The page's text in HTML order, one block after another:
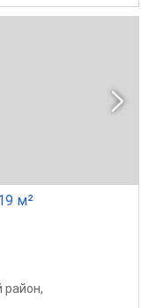
м²
район,